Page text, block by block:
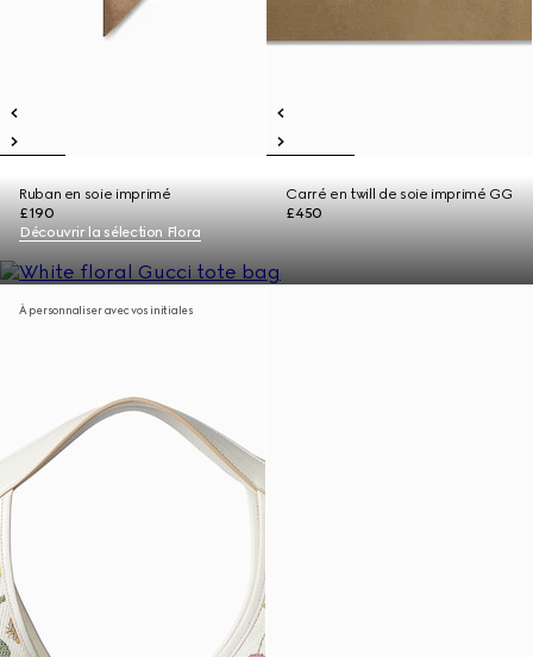
Ruban en soie imprimé
£190
Carré en twill de soie imprimé GG
£450
Découvrir la sélection Flora
À personnaliser avec vos initiales